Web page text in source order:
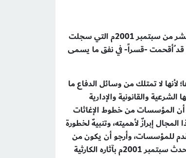
لكل كتاب قصة أدت إليه، أو فكرة دلَّت عليه، وقصة هذا الكتاب (القطاع الخيري ودعاوى الإرهاب) هي تداعيات أحداث الحادي عشر من سبتمبر 2001م التي سجلت
قد ُأقحمت -قسراً- في نفق ما يسمى
لا تمتلك من وسائل الدفاع ما
والقانونية والإدارية
أن المؤسسات من خطوط الإغاثات
إبرازٌ لأهميته، وتنبيهٌ لخطورة
للمؤسسات، وأرجو أن يكون من
الوفاء للمؤسسات والعاملين عليها، وبالتأكيد أنه ليس من التفضل والإحسان بل هو من الواجب الذي لا خيار عنه كيف وهو عن حدث سبتمبر 2001م بآثاره الكارثية